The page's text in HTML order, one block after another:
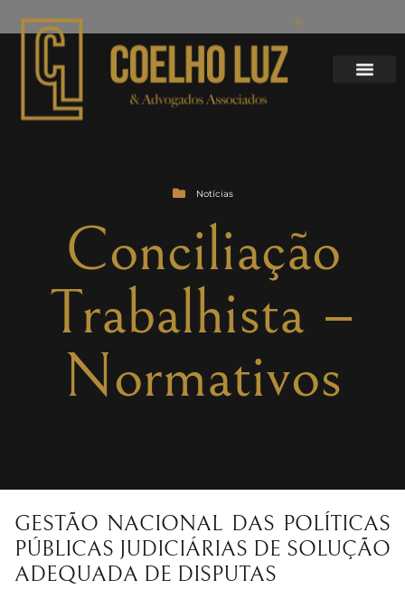
Notícias
Conciliação
Trabalhista –
Normativos
GESTÃO NACIONAL DAS POLÍTICAS
PÚBLICAS JUDICIÁRIAS DE SOLUÇÃO
ADEQUADA DE DISPUTAS